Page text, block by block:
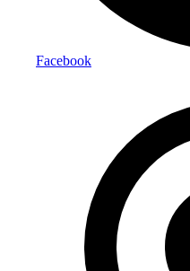
Facebook